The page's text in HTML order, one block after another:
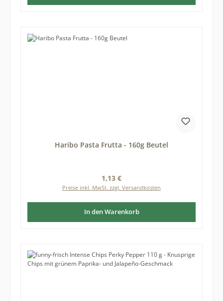
Haribo Pasta Frutta - 160g Beutel
Regulärer Preis:
1,13 €
Preise inkl. MwSt. zzgl. Versandkosten
In den Warenkorb